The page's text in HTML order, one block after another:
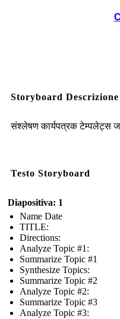
Storyboard Descrizione
संश्लेषण कार्यपत्रक टेम्पलेट्स
Testo Storyboard
Diapositiva: 1
Name Date
TITLE :
Directions:
Analyze Topic #1:
Summarize Topic #1
Synthesize Topics:
Summarize Topic #2
Analyze Topic #2:
Summarize Topic #3
Analyze Topic #3: